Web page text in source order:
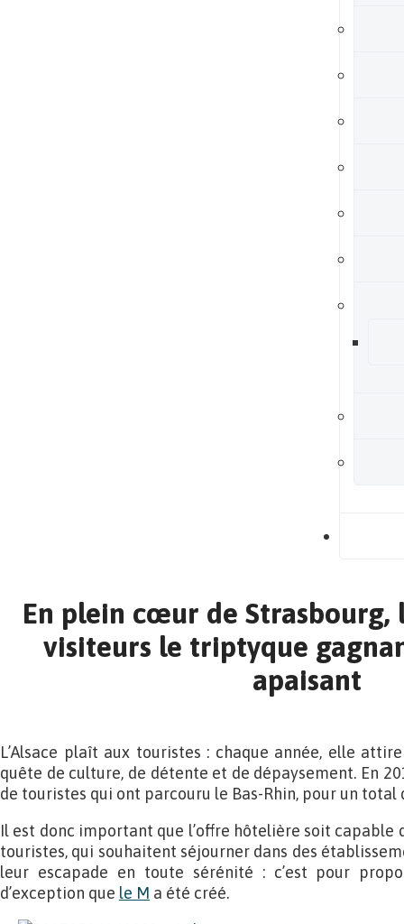
En plein cœur de Strasbourg,
visiteurs le triptyque
apaisant
L’Alsace plaît aux touristes : chaque année, elle
quête de culture, de détente et de dépaysement. En
de touristes qui ont parcouru le Bas-Rhin, pour un total
Il est donc important que l’offre hôtelière soit capable
touristes, qui souhaitent séjourner dans des
leur escapade en toute sérénité : c’est pour
d’exception que le M a été créé.